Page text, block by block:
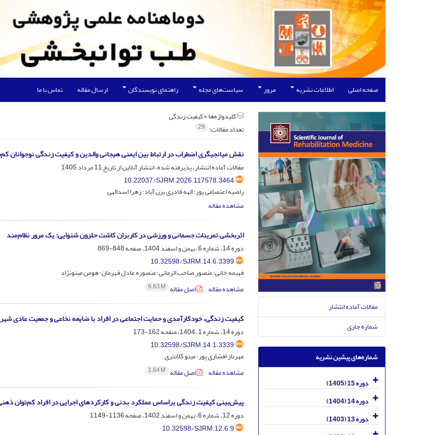
صفحه اصلی اطلاعات نشریه مرور سیاست‌های مجله راهنمای نویسندگان ارسال مقاله تماس با ما
کلیدواژه‌ها =کیفیت زندگی
تعداد مقالات: 29
نقش میانجیگری اضطراب در ارتباط بین ایمنی هیجانی والدین و کیفیت زندگی نوجوانان
مقالات آماده انتشار، پذیرفته شده، انتشار آنلاین از تاریخ11 مرداد 1405
10.22037/SJRM.2026.117578.3464
راضیه اعتصامی پور؛ الهه قادری یزن آباد؛ زهرا اسدالهی
مشاهده مقاله
اثربخشی تمرینات جسمانی و ورزشی در کاربران کاشت حلزون شنوایی: یک مرور نظام‌مند
دوره 14، شماره 6، بهمن و اسفند 1404، صفحه
848-869
10.32598/SJRM.14.6.3399
فهیمه خانی؛ منصور صاحب الزمانی؛ منصوره عادل قهرمان؛ هومن مینونژاد
مشاهده مقاله
اصل مقاله 6.63 M
کیفیت زندگی، خودکارآمدی و حمایت اجتماعی در افراد با ضایعه نخاعی و جمعیت عادی
دوره 14، شماره 1، 1404، صفحه
162-173
10.32598/SJRM.14.1.3339
مهرناز افشاری پور؛ مینو کلانتری
مشاهده مقاله
اصل مقاله 1.64 M
پیش‌بینی کیفیت زندگی براساس عملکرد بدنی و کارکردهای اجرایی در افراد کم‌توان
دوره 12، شماره 6، بهمن و اسفند 1402، صفحه
1136-1149
10.32598/SJRM.12.6.9
مقالات آماده انتشار
شماره جاری
شماره‌های پیشین نشریه
دوره 15 (1405)
دوره 14 (1404)
دوره 13 (1403)